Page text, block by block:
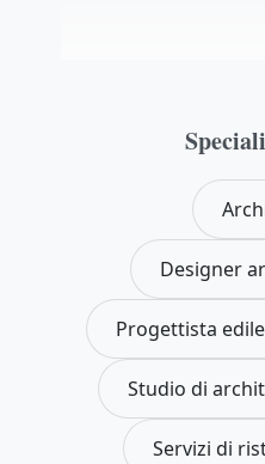
Designer
Progettista edile
Studio di
Servizi di